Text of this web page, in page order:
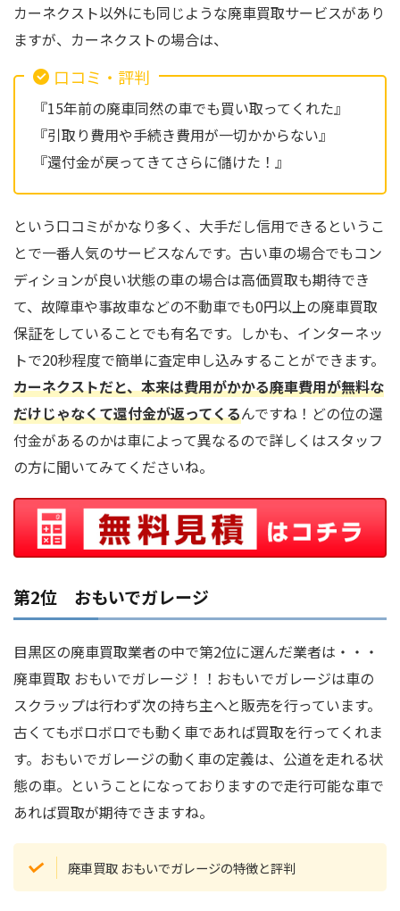
カーネクスト以外にも同じような廃車買取サービスがあり
ますが、カーネクストの場合は、
口コミ・評判
『15年前の廃車同然の車でも買い取ってくれた』
『引取り費用や手続き費用が一切かからない』
『還付金が戻ってきてさらに儲けた！』
という口コミがかなり多く、大手だし信用できるというこ
とで一番人気のサービスなんです。古い車の場合でもコン
ディションが良い状態の車の場合は高価買取も期待でき
て、故障車や事故車などの不動車でも0円以上の廃車買取
保証をしていることでも有名です。しかも、インターネッ
トで20秒程度で簡単に査定申し込みすることができます。
カーネクストだと、本来は費用がかかる廃車費用が無料な
だけじゃなくて還付金が返ってくるんですね！どの位の還
付金があるのかは車によって異なるので詳しくはスタッフ
の方に聞いてみてくださいね。
第2位 おもいでガレージ
目黒区の廃車買取業者の中で第2位に選んだ業者は・・・
廃車買取 おもいでガレージ！！おもいでガレージは車の
スクラップは行わず次の持ち主へと販売を行っています。
古くてもボロボロでも動く車であれば買取を行ってくれま
す。おもいでガレージの動く車の定義は、公道を走れる状
態の車。ということになっておりますので走行可能な車で
あれば買取が期待できますね。
廃車買取 おもいでガレージの特徴と評判